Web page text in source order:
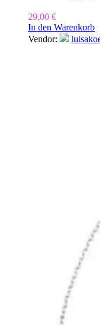
29,00 €
In den Warenkorb
Vendor: